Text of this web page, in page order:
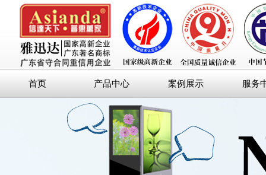
首页 产品中心 案例展示 服务